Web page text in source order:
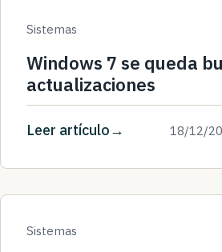
Sistemas
Windows 7 se queda
actualizaciones
Leer artículo 18/12/
Sistemas